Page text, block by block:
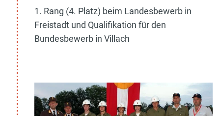
1. Rang (4. Platz) beim Landesbewerb in
Freistadt und Qualifikation für den
Bundesbewerb in Villach